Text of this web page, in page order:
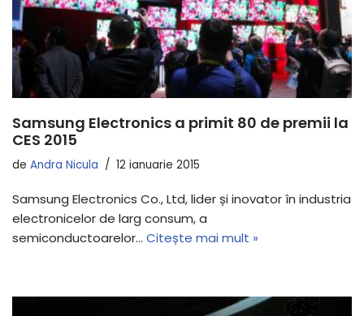
Samsung Electronics a primit 80 de premii la
CES 2015
de Andra Nicula 12 ianuarie 2015
Samsung Electronics Co., Ltd, lider și inovator în industria
electronicelor de larg consum, a
semiconductoarelor… Citește mai mult »